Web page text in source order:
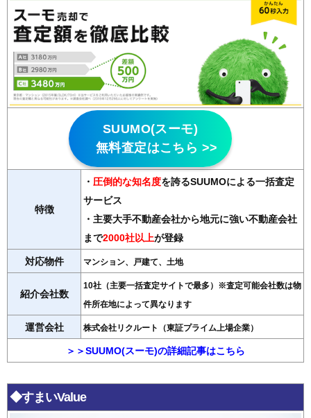
SUUMO(スーモ)
無料査定はこちら >>
特徴
・ 圧倒的な知名度を誇るSUUMOによる一括査定
サービス
・主要大手不動産会社から地元に強い不動産会社
まで2000社以上が登録
対応物件 マンション、戸建て、土地
紹介会社数
10社（主要一括査定サイトで最多）※査定可能会社数は物
件所在地によって異なります
運営会社 株式会社リクルート（東証プライム上場企業）
＞＞SUUMO(スーモ)の詳細記事はこちら
◆すまいValue